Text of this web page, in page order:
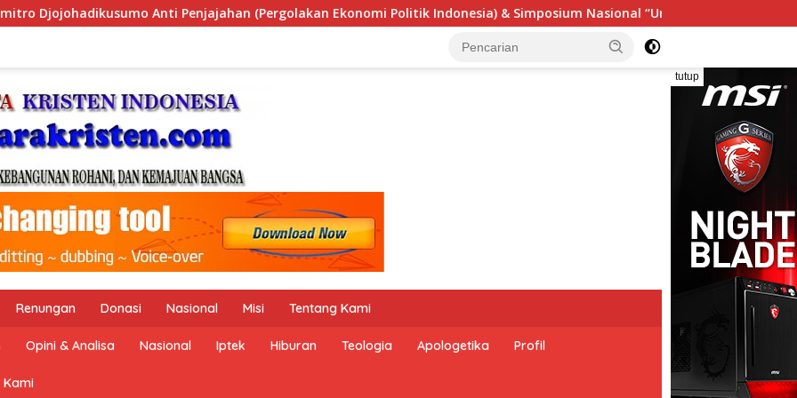
Ekonomi Politik Indonesia) & Simposium Nasional “Urgensi Undang-Undang Perekonomian Nasional dan
tutup
Renungan Donasi Nasional Misi Tentang Kami
Opini & Analisa Nasional Iptek Hiburan Teologia Apologetika Profil
Kami